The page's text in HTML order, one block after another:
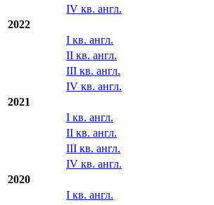
I кв. англ.
III кв. англ.
IV кв. англ.
I кв. англ.
III кв. англ.
IV кв. англ.
I кв. англ.
III кв. англ.